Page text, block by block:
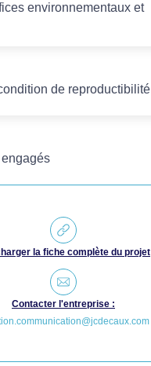
environnementaux et
de reproductibilité
la fiche complète du projet
Contacter l'entreprise :